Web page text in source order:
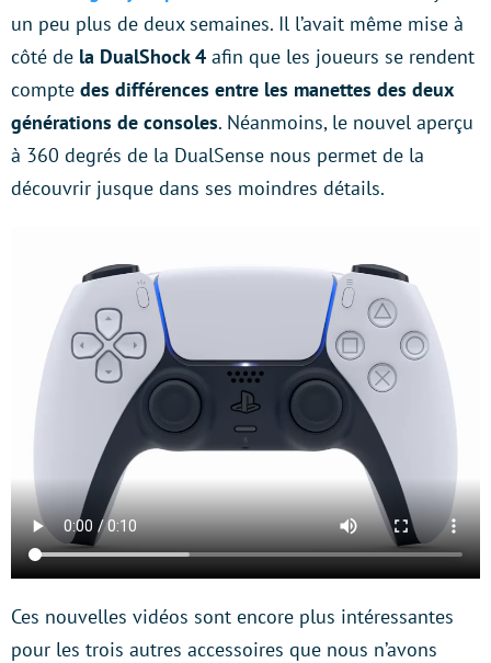
un peu plus de deux semaines. Il l’avait même mise à
côté de la DualShock 4 afin que les joueurs se rendent
compte des différences entre les manettes des deux
générations de consoles. Néanmoins, le nouvel aperçu
à 360 degrés de la DualSense nous permet de la
découvrir jusque dans ses moindres détails.
Ces nouvelles vidéos sont encore plus intéressantes
pour les trois autres accessoires que nous n’avons